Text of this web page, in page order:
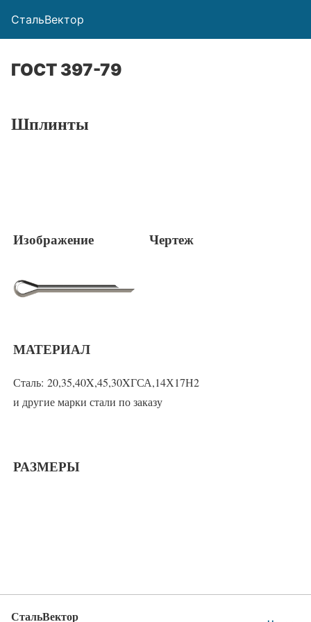
СтальВектор
ГОСТ 397-79
Шплинты
Изображение Чертеж
МАТЕРИАЛ
Сталь: 20,35,40X,45,30XГСА,14Х17Н2
и другие марки стали по заказу
РАЗМЕРЫ
СтальВектор